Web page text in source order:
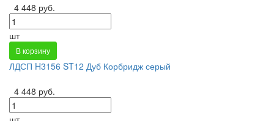
4 448 руб.
шт
В корзину
ЛДСП H3156 ST12 Дуб Корбридж серый
4 448 руб.